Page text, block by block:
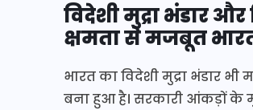
विदेशी मुद्रा भंडार
क्षमता से मजबूत
भारत का विदेशी मुद्रा भंडार भी
बना हुआ है। सरकारी आंकड़ों के